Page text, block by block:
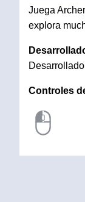
Juega
explora
Controles